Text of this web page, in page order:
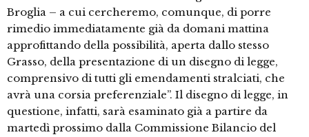
Broglia – a cui cercheremo, comunque, di porre
rimedio immediatamente già da domani mattina
approfittando della possibilità, aperta dallo stesso
Grasso, della presentazione di un disegno di legge,
comprensivo di tutti gli emendamenti stralciati, che
avrà una corsia preferenziale”. Il disegno di legge, in
questione, infatti, sarà esaminato già a partire da
martedì prossimo dalla Commissione Bilancio del